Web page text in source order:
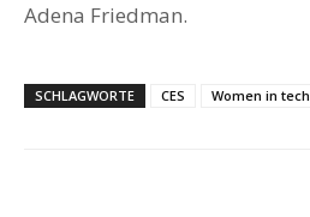
Adena Friedman.
SCHLAGWORTE CES Women in tech